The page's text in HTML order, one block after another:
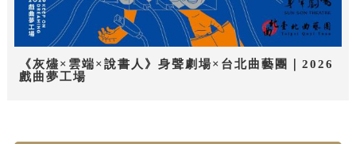
《灰燼×雲端×說書人》身聲劇場×台北曲藝團｜2026
戲曲夢工場